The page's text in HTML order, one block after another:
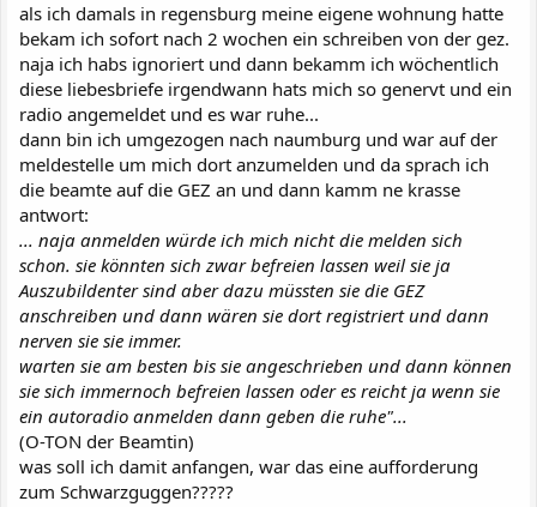
als ich damals in regensburg meine eigene wohnung hatte
bekam ich sofort nach 2 wochen ein schreiben von der gez.
naja ich habs ignoriert und dann bekamm ich wöchentlich
diese liebesbriefe irgendwann hats mich so genervt und ein
radio angemeldet und es war ruhe...
dann bin ich umgezogen nach naumburg und war auf der
meldestelle um mich dort anzumelden und da sprach ich
die beamte auf die GEZ an und dann kamm ne krasse
antwort:
... naja anmelden würde ich mich nicht die melden sich
schon. sie könnten sich zwar befreien lassen weil sie ja
Auszubildenter sind aber dazu müssten sie die GEZ
anschreiben und dann wären sie dort registriert und dann
nerven sie sie immer.
warten sie am besten bis sie angeschrieben und dann können
sie sich immernoch befreien lassen oder es reicht ja wenn sie
ein autoradio anmelden dann geben die ruhe"...
(O-TON der Beamtin)
was soll ich damit anfangen, war das eine aufforderung
zum Schwarzguggen?????